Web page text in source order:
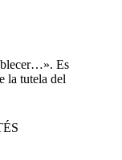
Es
la tutela del